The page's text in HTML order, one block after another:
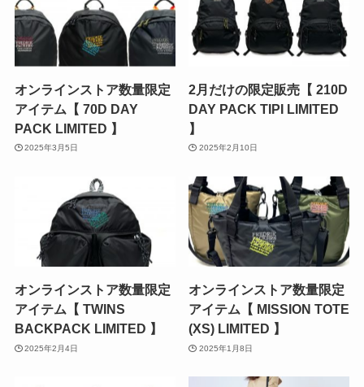
オンラインストア数量限定
アイテム【 70D DAY
PACK LIMITED 】
2025年3月5日
2月だけの限定販売【 210D
DAY PACK TIPI LIMITED
】
2025年2月10日
オンラインストア数量限定
アイテム【 TWINS
BACKPACK LIMITED 】
2025年2月4日
オンラインストア数量限定
アイテム【 MISSION TOTE
(XS) LIMITED 】
2025年1月8日